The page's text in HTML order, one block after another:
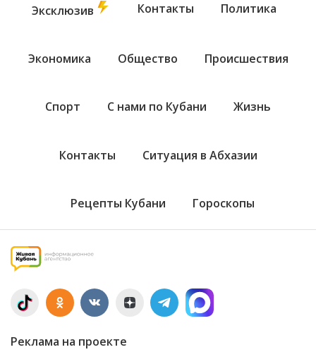
Эксклюзив Контакты Политика
Экономика Общество Происшествия
Спорт С нами по Кубани Жизнь
Контакты Ситуация в Абхазии
Рецепты Кубани Гороскопы
Реклама на проекте